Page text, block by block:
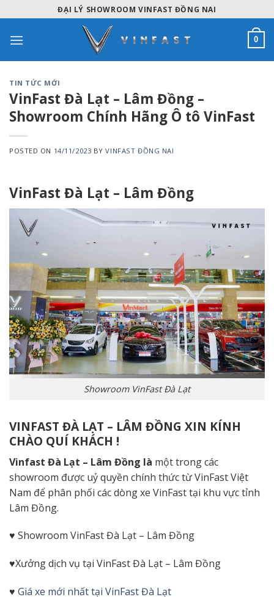
to
content
ĐẠI LÝ SHOWROOM VINFAST ĐỒNG NAI
0
TIN TỨC MỚI
VinFast Đà Lạt – Lâm Đồng –
Showroom Chính Hãng Ô tô VinFast
POSTED ON 14/11/2023 BYVINFAST ĐỒNG NAI
VinFast Đà Lạt – Lâm Đồng
Showroom VinFast Đà Lạt
VINFAST ĐÀ LẠT – LÂM ĐỒNG XIN KÍNH
CHÀO QUÍ KHÁCH !
Vinfast Đà Lạt – Lâm Đồng là một trong các
showroom được uỷ quyền chính thức từ VinFast Việt
Nam để phân phối các dòng xe VinFast tại khu vực tỉnh
Lâm Đồng.
♥ Showroom VinFast Đà Lạt – Lâm Đồng
♥Xưởng dịch vụ tại VinFast Đà Lạt – Lâm Đồng
♥ Giá xe mới nhất tại VinFast Đà Lạt